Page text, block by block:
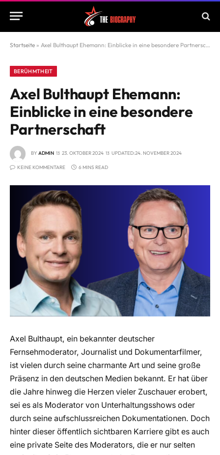
Startseite » Axel Bulthaupt Ehemann: Einblicke in eine besondere Partnerschaft
BERÜHMTHEIT
Axel Bulthaupt Ehemann:
Einblicke in eine besondere
Partnerschaft
BY ADMIN 23. OKTOBER 2024 UPDATED:24. NOVEMBER 2024
KEINE KOMMENTARE 6 MINS READ
Axel Bulthaupt, ein bekannter deutscher
Fernsehmoderator, Journalist und Dokumentarfilmer,
ist vielen durch seine charmante Art und seine große
Präsenz in den deutschen Medien bekannt. Er hat über
die Jahre hinweg die Herzen vieler Zuschauer erobert,
sei es als Moderator von Unterhaltungsshows oder
durch seine aufschlussreichen Dokumentationen. Doch
hinter dieser öffentlich sichtbaren Karriere gibt es auch
eine private Seite des Moderators, die er nur selten